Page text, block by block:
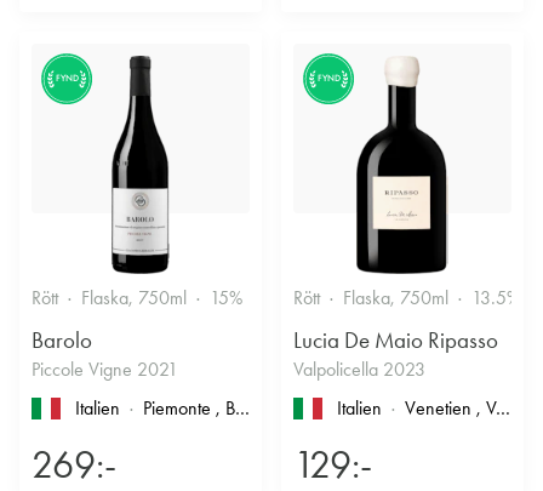
FYND
Rött Flaska, 750ml 15% Stramt & Nyanserat
Barolo
Piccole Vigne 2021
Italien
Piemonte , Barolo
269:-
FYND
Rött Flaska, 750ml 13.5%
Lucia De Maio Ripasso
Valpolicella 2023
Italien
Venetien , Valpolicella
129:-